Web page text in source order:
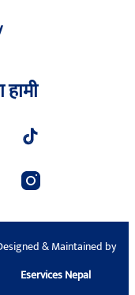
& Maintained by
Eservices Nepal